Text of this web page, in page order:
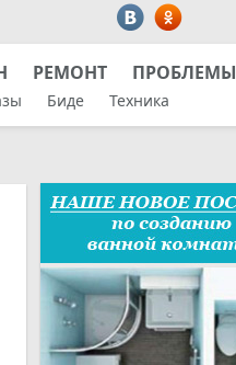
РЕМОНТ ПРОБЛЕМЫ
Биде Техника